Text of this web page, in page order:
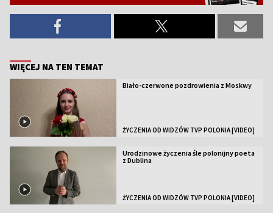
WIĘCEJ NA TEN TEMAT
Biało-czerwone pozdrowienia z Moskwy
ŻYCZENIA OD WIDZÓW TVP POLONIA [VIDEO]
Urodzinowe życzenia śle polonijny poeta
z Dublina
ŻYCZENIA OD WIDZÓW TVP POLONIA [VIDEO]